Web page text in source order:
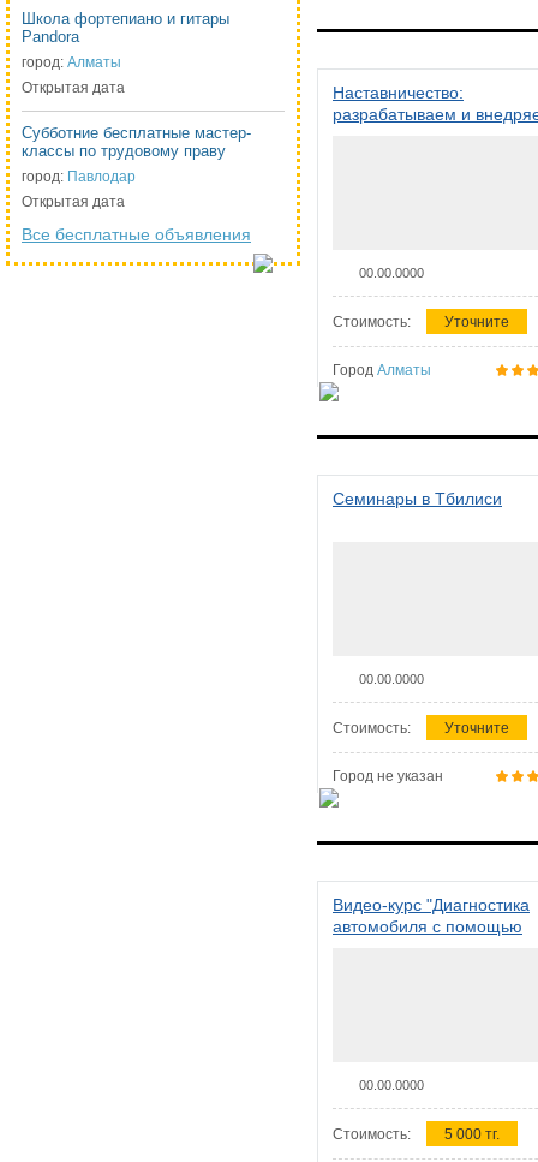
Школа фортепиано и гитары
Pandora
город: Алматы
Открытая дата
Субботние бесплатные мастер-
классы по трудовому праву
город: Павлодар
Открытая дата
Все бесплатные объявления
Наставничество:
разрабатываем и
00.00.0000
Стоимость: Уточните
Город Алматы
Семинары в Тбилиси
00.00.0000
Стоимость: Уточните
Город не указан
Видео-курс "Диагностика
автомобиля с помощью
00.00.0000
Стоимость: 5 000 тг.